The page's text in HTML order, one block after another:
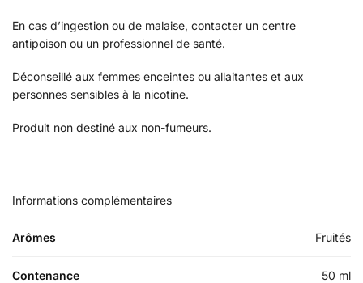
En cas d’ingestion ou de malaise, contacter un centre
antipoison ou un professionnel de santé.
Déconseillé aux femmes enceintes ou allaitantes et aux
personnes sensibles à la nicotine.
Produit non destiné aux non-fumeurs.
Informations complémentaires
Arômes Fruités
Contenance 50 ml